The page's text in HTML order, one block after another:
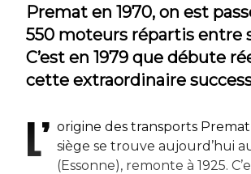
Premat en 1970, on est
550 moteurs répartis entre
C’est en 1979 que débute
cette extraordinaire
L’ origine des transports
siège se trouve aujourd’hui
(Essonne), remonte à 1925.